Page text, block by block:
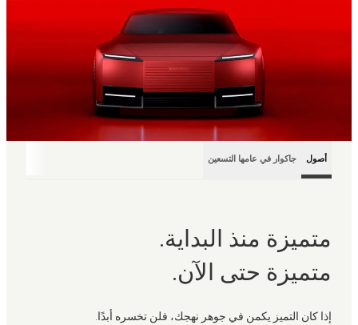
أصول جاكوار في عامها التسعين
متميزة منذ البداية.
متميزة حتى الآن.
إذا كان التميز يكمن في جوهر نهجك، فلن تخسره أبدًا.